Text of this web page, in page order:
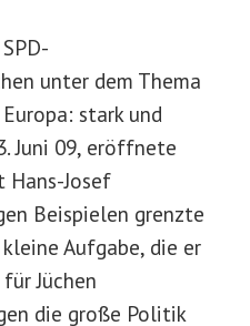
unter dem Thema
stark und
Juni 09, eröffnete
Hans-Josef
Beispielen grenzte
Aufgabe, die er
Jüchen
die große Politik